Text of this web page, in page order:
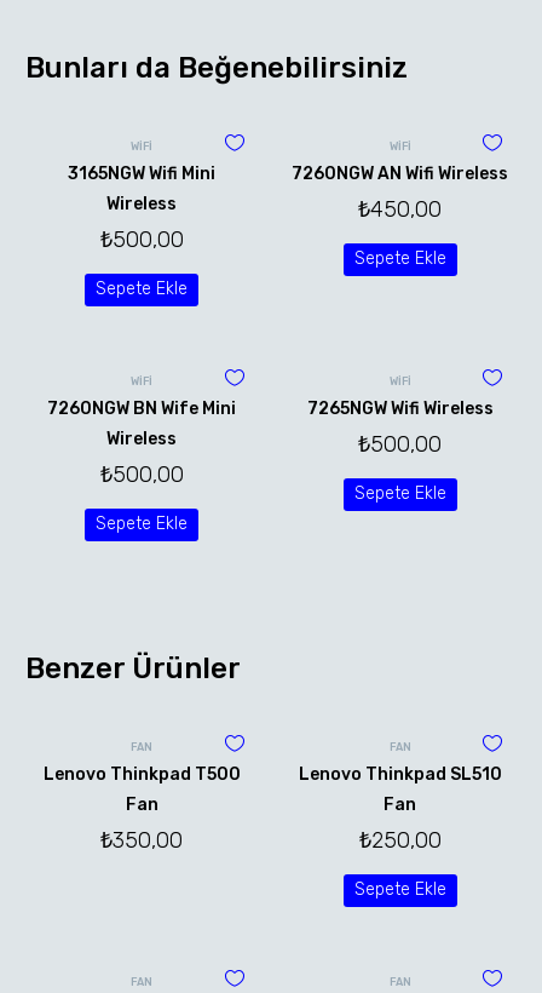
Bunları da Beğenebilirsiniz
WİFİ
3165NGW Wifi Mini
Wireless
₺500,00
Sepete Ekle
WİFİ
7260NGW AN Wifi Wireless
₺450,00
Sepete Ekle
WİFİ
7260NGW BN Wife Mini
Wireless
₺500,00
Sepete Ekle
WİFİ
7265NGW Wifi Wireless
₺500,00
Sepete Ekle
Benzer Ürünler
FAN
Lenovo Thinkpad T500
Fan
₺350,00
FAN
Lenovo Thinkpad SL510
Fan
₺250,00
Sepete Ekle
FAN FAN